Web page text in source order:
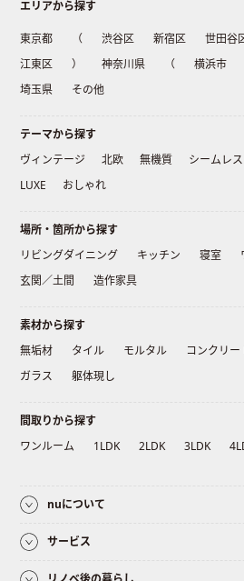
エリアから探す
東京都 （ 渋谷区 新宿区 世田谷
江東区
） 神奈川県 （ 横浜市
埼玉県
その他
テーマから探す
ヴィンテージ
北欧 無機質 シームレス
LUXE
おしゃれ
場所・箇所から探す
リビングダイニング
キッチン 寝室
玄関／土間
造作家具
素材から探す
無垢材
タイル モルタル コンクリー
ガラス
躯体現し
間取りから探す
ワンルーム
1LDK 2LDK 3LDK
nuについて
サービス